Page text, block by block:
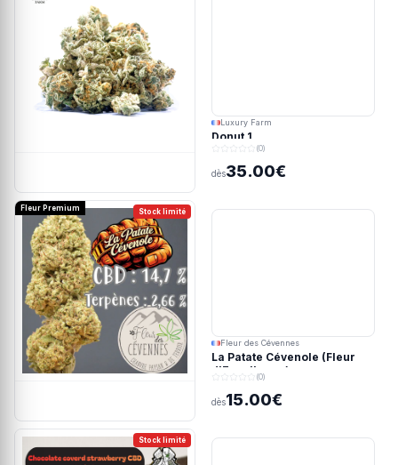
Luxury Farm
Donut 1
(0)
dès35.00€
Stock limité
Fleur Premium
Fleur des Cévennes
La Patate Cévenole (Fleur
d'Excellence)
(0)
dès15.00€
Stock limité